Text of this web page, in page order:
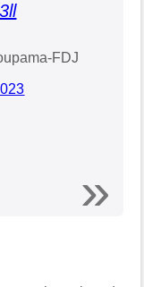
FDJ